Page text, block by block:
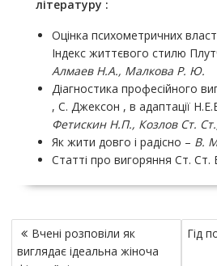
літературу :
Оцінка психометричних
Індекс життєвого стилю
Алмаев Н.А., Малкова Р. Ю.
Діагностика професійного
, С. Джексон , в адаптації
Фетискин Н.П., Козлов Ст.
Як жити довго і радісно – В.
Статті про вигоряння Ст. Ст.
Н
а
Вчені розповіли як
виглядає ідеальна жіноча
Гід